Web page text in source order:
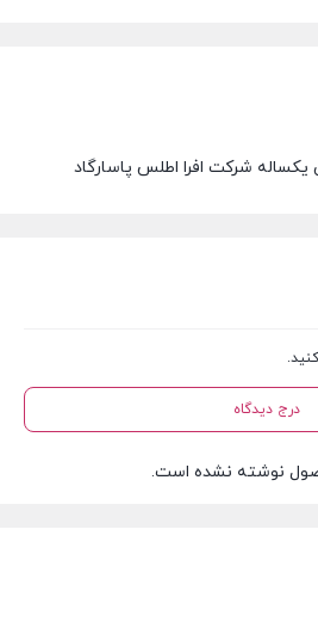
یکساله شرکت افرا اطلس پاسارگاد
درج دیدگاه
نوشته نشده است.